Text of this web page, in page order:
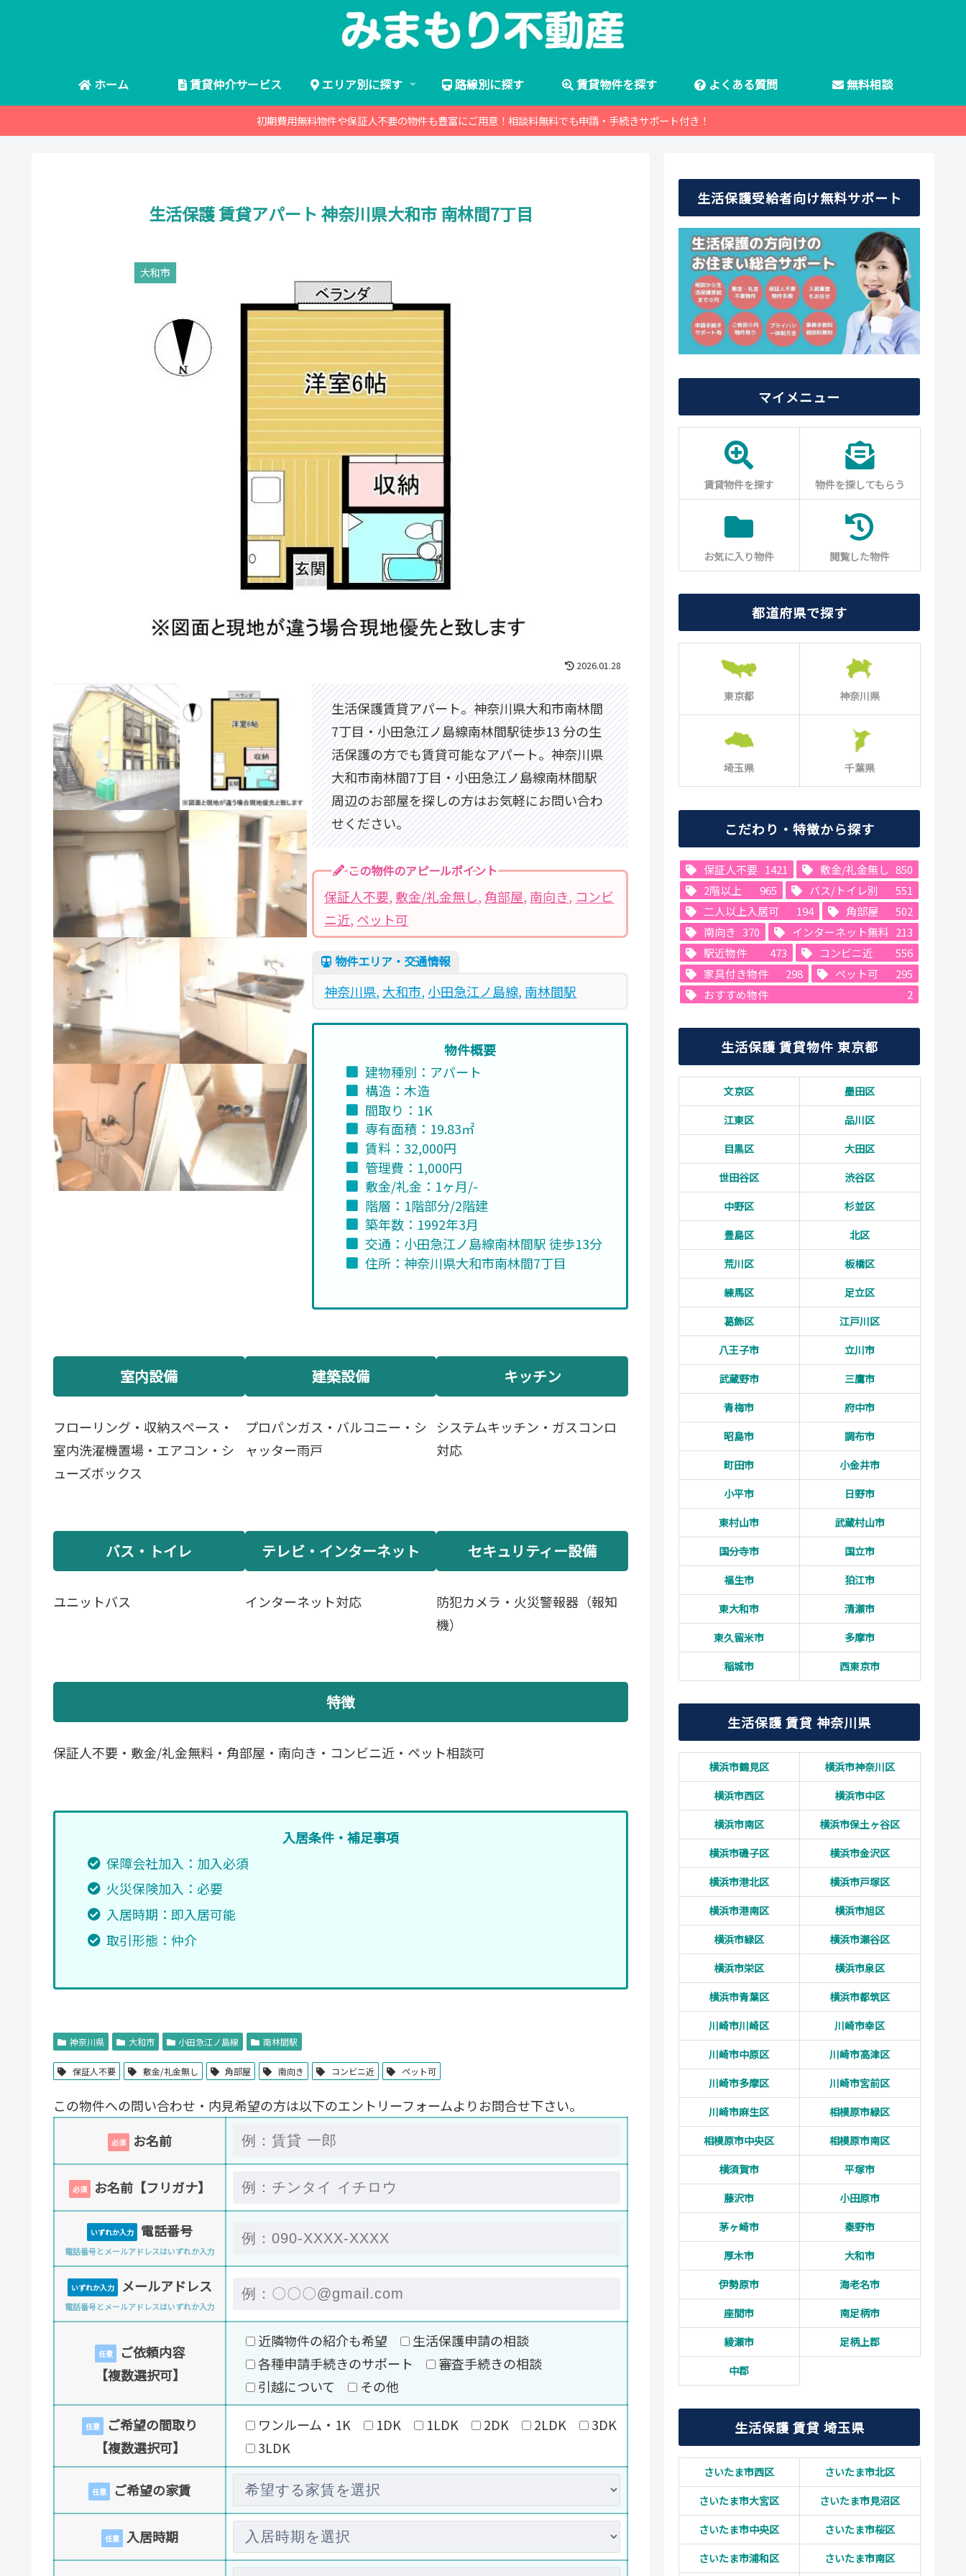
ホーム 賃貸仲介サービス エリア別に探す 路線別に探す 賃貸物件を探す よくある質問 無料相談
初期費用無料物件や保証人不要の物件も豊富にご用意！相談料無料でも申請・手続きサポート付き！
生活保護 賃貸アパート 神奈川県大和市 南林間7丁目
大和市
2026.01.28
生活保護賃貸アパート。神奈川県大和市南林間
7丁目・小田急江ノ島線南林間駅徒歩13 分の生
活保護の方でも賃貸可能なアパート。神奈川県
大和市南林間7丁目・小田急江ノ島線南林間駅
周辺のお部屋を探しの方はお気軽にお問い合わ
せください。
この物件のアピールポイント
保証人不要, 敷金/礼金無し, 角部屋, 南向き, コンビ
ニ近, ペット可
物件エリア・交通情報
神奈川県, 大和市, 小田急江ノ島線, 南林間駅
物件概要
建物種別：アパート
構造：木造
間取り：1K
専有面積：19.83㎡
賃料：32,000円
管理費：1,000円
敷金/礼金：1ヶ月/-
階層：1階部分/2階建
築年数：1992年3月
交通：小田急江ノ島線南林間駅 徒歩13分
住所：神奈川県大和市南林間7丁目
室内設備
フローリング・収納スペース・
室内洗濯機置場・エアコン・シ
ューズボックス
建築設備
プロパンガス・バルコニー・シ
ャッター雨戸
キッチン
システムキッチン・ガスコンロ
対応
バス・トイレ
ユニットバス
テレビ・インターネット
インターネット対応
セキュリティー設備
防犯カメラ・火災警報器（報知
機）
特徴
保証人不要・敷金/礼金無料・角部屋・南向き・コンビニ近・ペット相談可
入居条件・補足事項
保障会社加入：加入必須
火災保険加入：必要
入居時期：即入居可能
取引形態：仲介
神奈川県 大和市 小田急江ノ島線 南林間駅
保証人不要 敷金/礼金無し 角部屋 南向き コンビニ近 ペット可
この物件への問い合わせ・内見希望の方は以下のエントリーフォームよりお問合せ下さい。
必須 お名前
必須 お名前【フリガナ】
いずれか入力 電話番号
電話番号とメールアドレスはいずれか入力
いずれか入力 メールアドレス
電話番号とメールアドレスはいずれか入力
任意
ご依頼内容
【複数選択可】
近隣物件の紹介も希望
生活保護申請の相談
各種申請手続きのサポート
審査手続きの相談
引越について
その他
任意
ご希望の間取り
【複数選択可】
ワンルーム・1K 1DK 1LDK 2DK 2LDK
3DK
3LDK
任意 ご希望の家賃
任意 入居時期
生活保護受給者向け無料サポート
マイメニュー
賃貸物件を探す 物件を探してもらう
お気に入り物件 閲覧した物件
都道府県で探す
東京都 神奈川県
埼玉県 千葉県
こだわり・特徴から探す
保証人不要 1421 敷金/礼金無し 850
2階以上
965 バス/トイレ別
551
二人以上入居可
194 角部屋
502
南向き 370 インターネット無料 213
駅近物件
473 コンビニ近
556
家具付き物件
298 ペット可
295
おすすめ物件
2
生活保護 賃貸物件 東京都
文京区
墨田区
江東区
品川区
目黒区
大田区
世田谷区
渋谷区
中野区
杉並区
豊島区
北区
荒川区
板橋区
練馬区
足立区
葛飾区
江戸川区
八王子市
立川市
武蔵野市
三鷹市
青梅市
府中市
昭島市
調布市
町田市
小金井市
小平市
日野市
東村山市
武蔵村山市
国分寺市
国立市
福生市
狛江市
東大和市
清瀬市
東久留米市
多摩市
稲城市
西東京市
生活保護 賃貸 神奈川県
横浜市鶴見区
横浜市神奈川区
横浜市西区
横浜市中区
横浜市南区
横浜市保土ヶ谷区
横浜市磯子区
横浜市金沢区
横浜市港北区
横浜市戸塚区
横浜市港南区
横浜市旭区
横浜市緑区
横浜市瀬谷区
横浜市栄区
横浜市泉区
横浜市青葉区
横浜市都筑区
川崎市川崎区
川崎市幸区
川崎市中原区
川崎市高津区
川崎市多摩区
川崎市宮前区
川崎市麻生区
相模原市緑区
相模原市中央区
相模原市南区
横須賀市
平塚市
藤沢市
小田原市
茅ヶ崎市
秦野市
厚木市
大和市
伊勢原市
海老名市
座間市
南足柄市
綾瀬市
足柄上郡
中郡
生活保護 賃貸 埼玉県
さいたま市西区
さいたま市北区
さいたま市大宮区
さいたま市見沼区
さいたま市中央区
さいたま市桜区
さいたま市浦和区
さいたま市南区